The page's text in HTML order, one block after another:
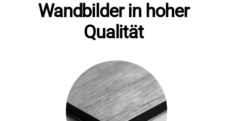
Menge
Wandbilder in hoher
Qualität